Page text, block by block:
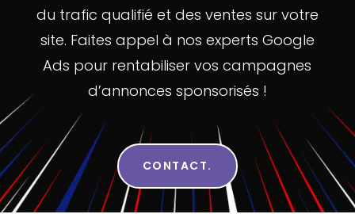
du trafic qualifié et des ventes sur votre
site. Faites appel à nos experts Google
Ads pour rentabiliser vos campagnes
d’annonces sponsorisés !
CONTACT.